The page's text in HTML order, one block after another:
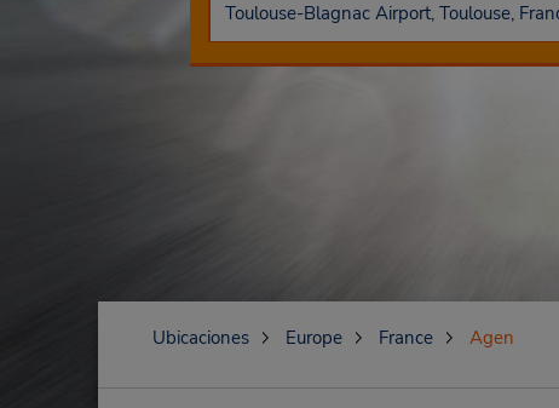
Ubicaciones Europe France Agen